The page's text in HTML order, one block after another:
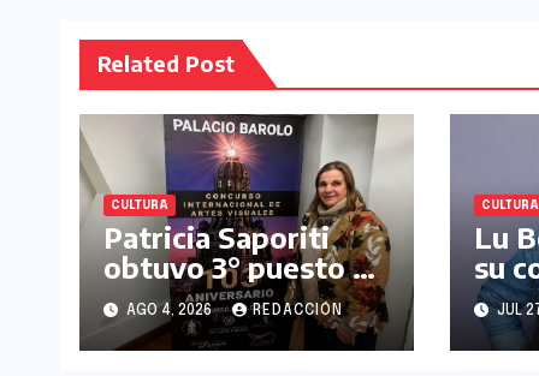
Related Post
CULTURA
Patricia Saporiti
obtuvo 3° puesto en
Concurso
Internacional de
Artes Plásticas
AGO 4, 2026 REDACCIÓN
CULTURA
Lu
su
JUL